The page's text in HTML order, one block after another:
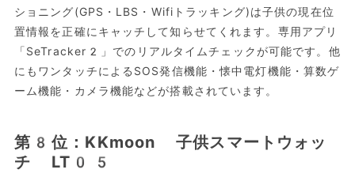
ショニング(GPS・LBS・Wifiトラッキング)は子供の現在位
置情報を正確にキャッチして知らせてくれます。専用アプリ
「SeTracker2」でのリアルタイムチェックが可能です。他
にもワンタッチによるSOS発信機能・懐中電灯機能・算数ゲ
ーム機能・カメラ機能などが搭載されています。
第8位：KKmoon 子供スマートウォッ
チ LT05